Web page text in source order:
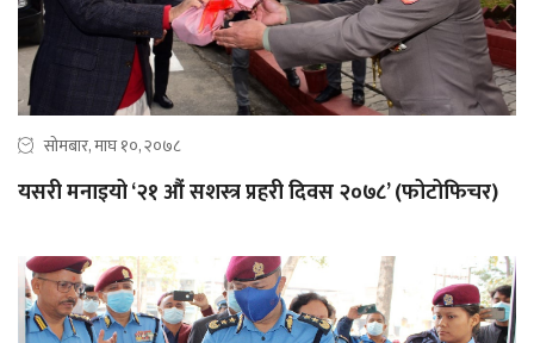
सोमबार, माघ १०, २०७८
यसरी मनाइयो ‘२१ औं सशस्त्र प्रहरी दिवस २०७८’ (फोटोफिचर)